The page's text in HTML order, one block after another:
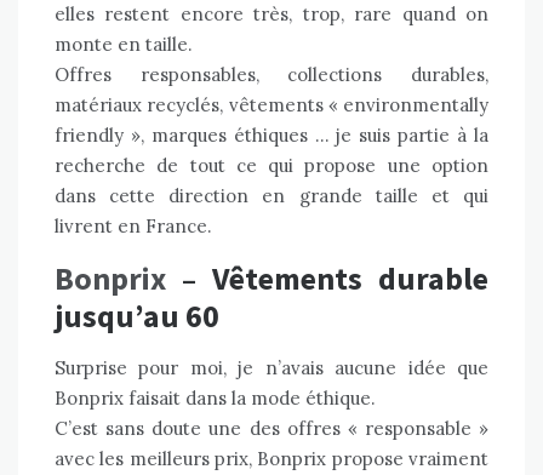
elles restent encore très, trop, rare quand on
monte en taille.
Offres responsables, collections durables,
matériaux recyclés, vêtements « environmentally
friendly », marques éthiques … je suis partie à la
recherche de tout ce qui propose une option
dans cette direction en grande taille et qui
livrent en France.
Bonprix – Vêtements durable
jusqu’au 60
Surprise pour moi, je n’avais aucune idée que
Bonprix faisait dans la mode éthique.
C’est sans doute une des offres « responsable »
avec les meilleurs prix, Bonprix propose vraiment